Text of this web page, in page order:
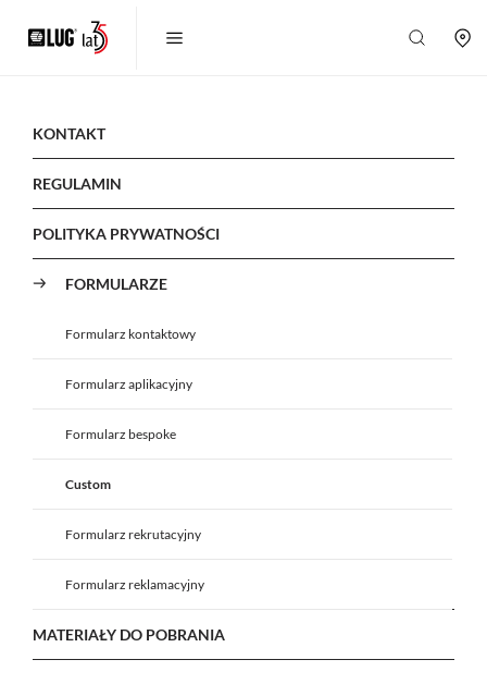
KONTAKT
REGULAMIN
POLITYKA PRYWATNOŚCI
FORMULARZE
Formularz kontaktowy
Formularz aplikacyjny
Formularz bespoke
Custom
Formularz rekrutacyjny
Formularz reklamacyjny
MATERIAŁY DO POBRANIA